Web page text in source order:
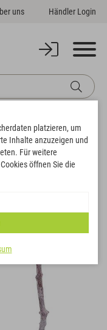
uns Händler Login
platzieren, um
Inhalte anzuzeigen und
Für weitere
öffnen Sie die